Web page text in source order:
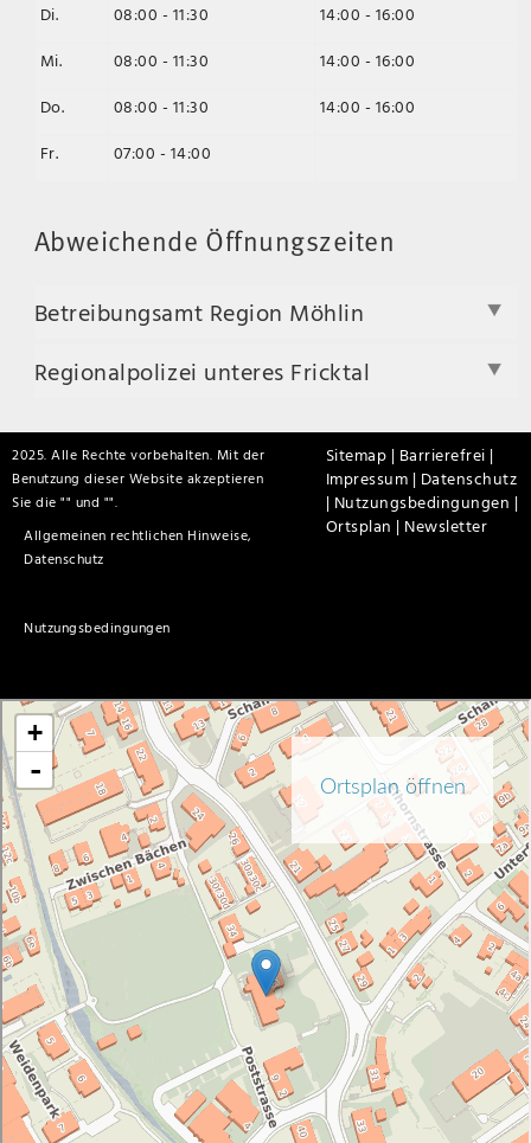
Di.
08:00 - 11:30
14:00 - 16:00
Mi.
08:00 - 11:30
14:00 - 16:00
Do.
08:00 - 11:30
14:00 - 16:00
Fr.
07:00 - 14:00
Abweichende Öffnungszeiten
Betreibungsamt Region Möhlin
Regionalpolizei unteres Fricktal
2025. Alle Rechte vorbehalten. Mit der
Benutzung dieser Website akzeptieren
Sie die "
Allgemeinen rechtlichen Hinweise,
Datenschutz
" und "
Nutzungsbedingungen
".
Sitemap | Barrierefrei |
Impressum | Datenschutz
| Nutzungsbedingungen |
Ortsplan | Newsletter